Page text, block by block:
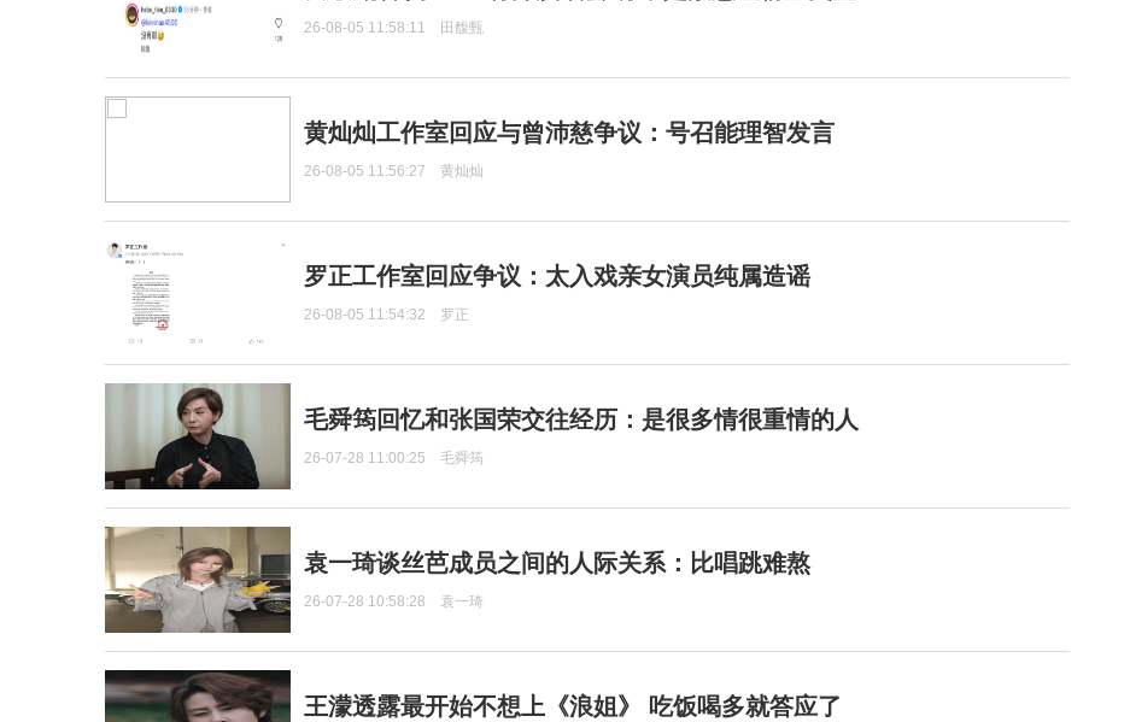
26-08-05 11:58:11 田馥甄
黄灿灿工作室回应与曾沛慈争议：号召能理智发言
26-08-05 11:56:27 黄灿灿
罗正工作室回应争议：太入戏亲女演员纯属造谣
26-08-05 11:54:32 罗正
毛舜筠回忆和张国荣交往经历：是很多情很重情的人
26-07-28 11:00:25 毛舜筠
袁一琦谈丝芭成员之间的人际关系：比唱跳难熬
26-07-28 10:58:28 袁一琦
王濛透露最开始不想上《浪姐》 吃饭喝多就答应了